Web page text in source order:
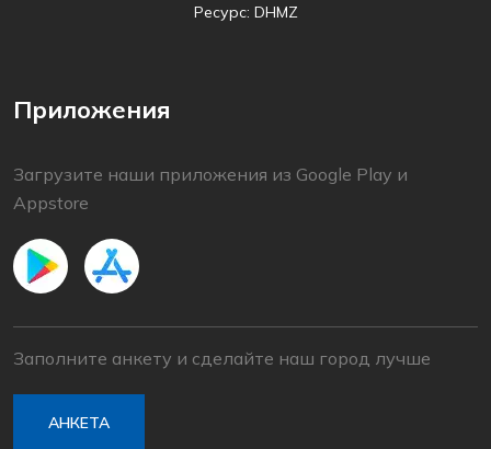
Ресурс: DHMZ
Приложения
Загрузите наши приложения из Google Play и
Appstore
Заполните анкету и сделайте наш город лучше
АНКЕТА